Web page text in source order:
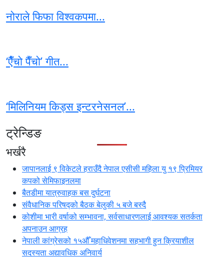
नोराले फिफा विश्वकपमा...
‘एैँचो पैँचो’ गीत...
‘मिलिनियम किड्स इन्टरनेसनल’...
ट्रेन्डिङ
भर्खरै
जापानलाई ९ विकेटले हराउँदै नेपाल एसीसी महिला यु १९ प्रिमियर
कपको सेमिफाइनलमा
बैतडीमा यात्रुवाहक बस दुर्घटना
संवैधानिक परिषद्को बैठक बेलुकी ५ बजे बस्दै
कोशीमा भारी वर्षाको सम्भावना, सर्वसाधारणलाई आवश्यक सतर्कता
अपनाउन आग्रह
नेपाली कांग्रेसको १५औँ महाधिवेशनमा सहभागी हुन क्रियाशील
सदस्यता अद्यावधिक अनिवार्य